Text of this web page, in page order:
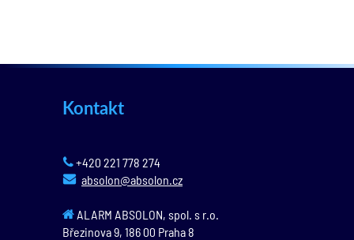
Kontakt
+420 221 778 274
absolon@absolon.cz
ALARM ABSOLON, spol. s r.o.
Březinova 9, 186 00 Praha 8